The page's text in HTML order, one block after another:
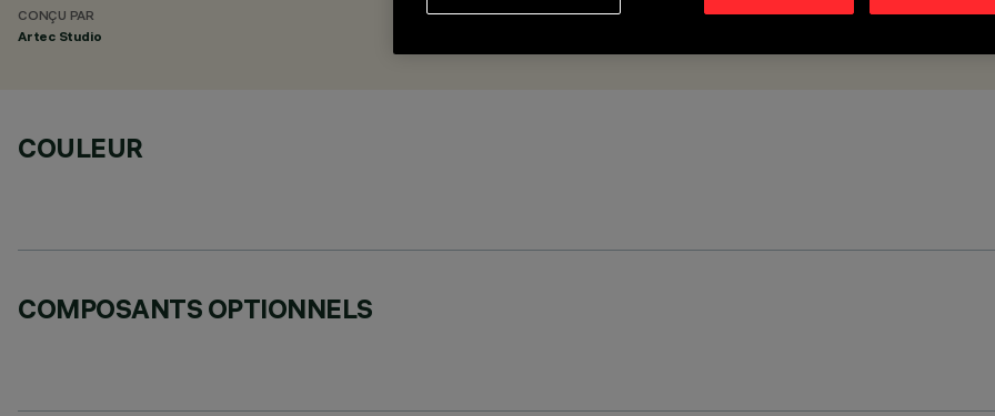
CONÇU PAR
Artec Studio
COULEUR
COMPOSANTS OPTIONNELS